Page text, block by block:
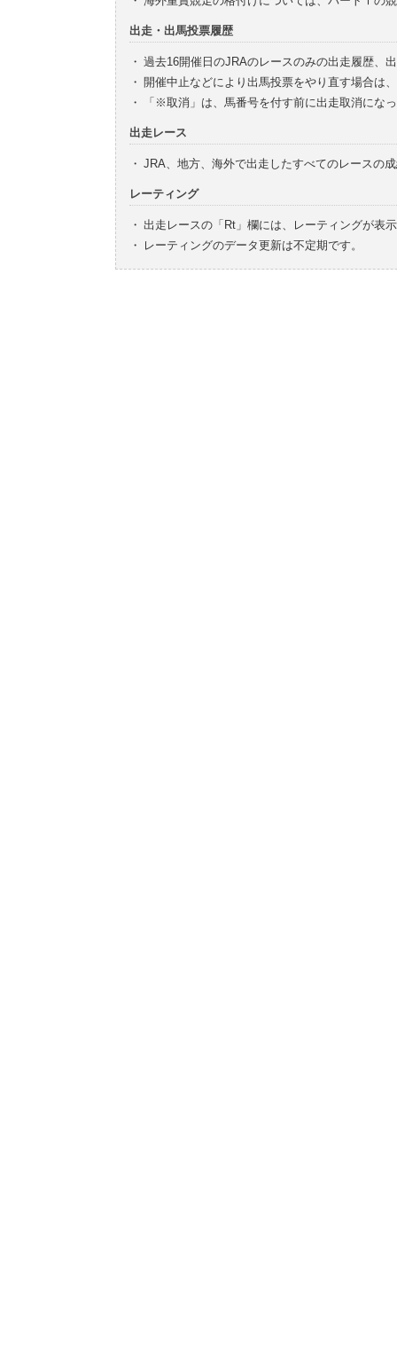
出走・出馬投票履歴
・ 過去16開催日のJRAのレースのみの出走履歴、
・ 開催中止などにより出馬投票をやり直す場合は
・
「※取消」は、馬番号を付す前に出走取消にな
出走レース
・ JRA、地方、海外で出走したすべてのレースの
レーティング
・ 出走レースの「Rt」欄には、レーティングが表
・
レーティングのデータ更新は不定期です。